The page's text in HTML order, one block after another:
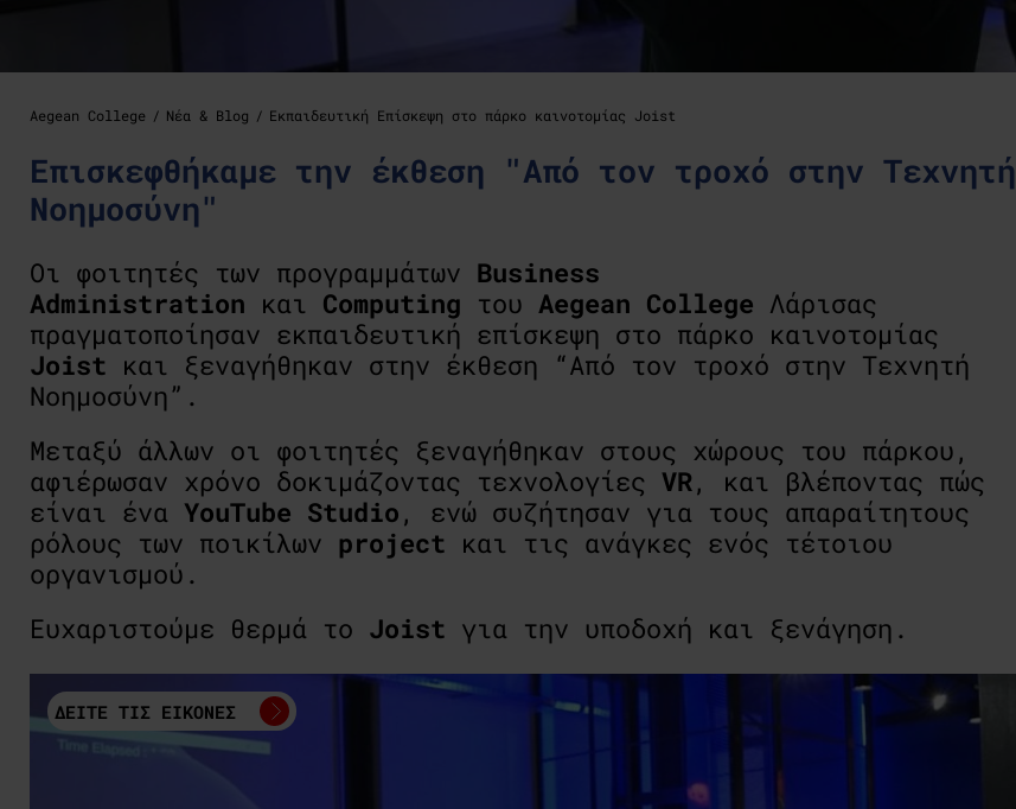
Aegean College Νέα & Blog Εκπαιδευτική Επίσκεψη στο πάρκο καινοτομίας Joist
Επισκεφθήκαμε την έκθεση "Από τον τροχό στην Τεχνητή
Νοημοσύνη"
Οι φοιτητές των προγραμμάτων Business
Administration και Computing του Aegean College Λάρισας
πραγματοποίησαν εκπαιδευτική επίσκεψη στο πάρκο καινοτομίας
Joist και ξεναγήθηκαν στην έκθεση “Από τον τροχό στην Τεχνητή
Νοημοσύνη”.
Μεταξύ άλλων οι φοιτητές ξεναγήθηκαν στους χώρους του πάρκου,
αφιέρωσαν χρόνο δοκιμάζοντας τεχνολογίες VR, και βλέποντας πώς
είναι ένα YouTube Studio , ενώ συζήτησαν για τους απαραίτητους
ρόλους των ποικίλων project και τις ανάγκες ενός τέτοιου
οργανισμού.
Ευχαριστούμε θερμά το Joist για την υποδοχή και ξενάγηση.
ΔΕΙΤΕ ΤΙΣ ΕΙΚΟΝΕΣ